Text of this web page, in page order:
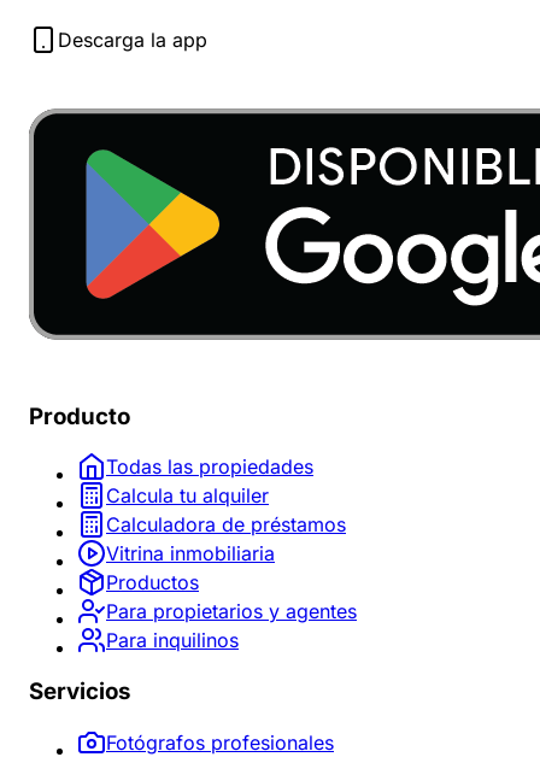
Descarga la app
Producto
Todas las propiedades
Calcula tu alquiler
Calculadora de préstamos
Vitrina inmobiliaria
Productos
Para propietarios y agentes
Para inquilinos
Servicios
Fotógrafos profesionales